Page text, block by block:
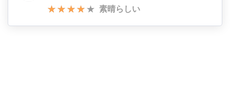
素晴らしい